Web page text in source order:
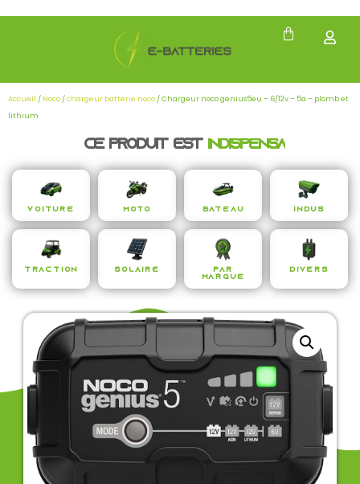
Accueil / Noco /chargeur batterie noco / Chargeur noco genius5eu – 6/12v – 5a – plomb et
lithium
Ce produit estin dispensabl
Voiture Moto Bateau Indus
Traction Solaire
Par
Marque
Divers